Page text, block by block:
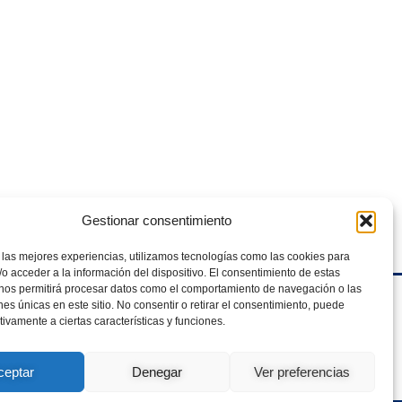
Gestionar consentimiento
mejores experiencias, utilizamos tecnologías como las cookies para
acceder a la información del dispositivo. El consentimiento de estas
permitirá procesar datos como el comportamiento de navegación o las
únicas en este sitio. No consentir o retirar el consentimiento, puede
a ciertas características y funciones.
Denegar Ver preferencias
Política de Privacidad
Aviso Legal